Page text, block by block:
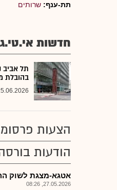
תת-ענף: שרותים
חדשות
תל אביב
בהובלת
הצעות
הודעות
אטגא-מצגת לשוק ההון
27.05.2026, 08:26